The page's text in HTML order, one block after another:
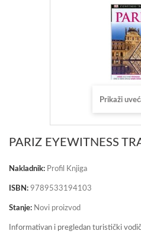
Prikaži
PARIZ EYEWITNESS
Nakladnik: Profil Knjiga
ISBN: 9789533194103
Stanje: Novi proizvod
Informativan i pregledan turistički